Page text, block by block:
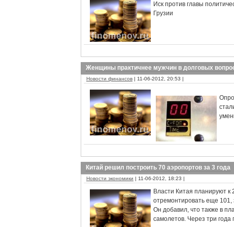
Иск против главы
Грузии
Женщины практичнее мужчин в долговых
Новости финансов | 11-06-2012, 20:53 |
Китай решил построить 70 аэропортов за 3 года
Новости экономики | 11-06-2012, 18:23 |
Власти Китая планируют к
отремонтировать еще 101,
Он добавил, что также в
самолетов. Через три